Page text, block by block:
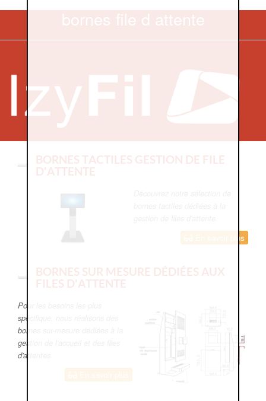
bornes file d attente
BORNES TACTILES GESTION DE FILE
D'ATTENTE
En savoir plus
BORNES SUR MESURE DÉDIÉES AUX
FILES D'ATTENTE
Pour les besoins les plus
spécifique, nous réalisons des
bornes sur-mesure dédiées à la
gestion de l'accueil et des files
d'attentes